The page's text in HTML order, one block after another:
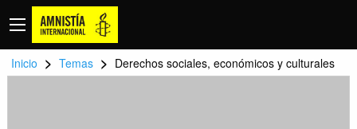
Inicio > Temas > Derechos sociales, económicos y culturales